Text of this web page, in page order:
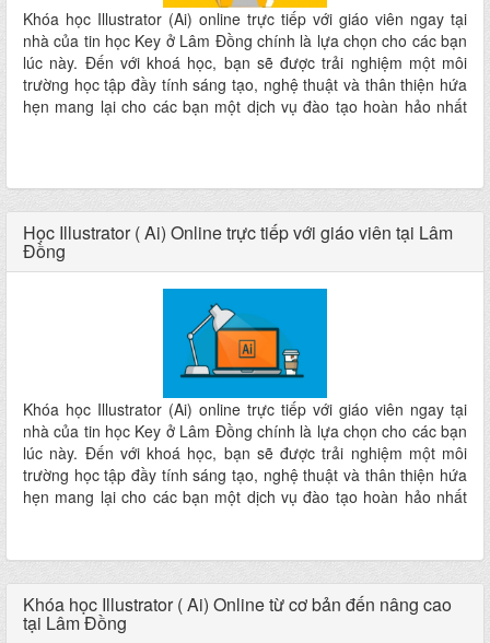
Khóa học Illustrator (Ai) online trực tiếp với giáo viên ngay tại
nhà của tin học Key ở Lâm Đồng chính là lựa chọn cho các bạn
lúc này. Đến với khoá học, bạn sẽ được trải nghiệm một môi
trường học tập đầy tính sáng tạo, nghệ thuật và thân thiện hứa
hẹn mang lại cho các bạn một dịch vụ đào tạo hoàn hảo nhất
Học Illustrator ( Ai) Online trực tiếp với giáo viên tại Lâm
Đồng
Khóa học Illustrator (Ai) online trực tiếp với giáo viên ngay tại
nhà của tin học Key ở Lâm Đồng chính là lựa chọn cho các bạn
lúc này. Đến với khoá học, bạn sẽ được trải nghiệm một môi
trường học tập đầy tính sáng tạo, nghệ thuật và thân thiện hứa
hẹn mang lại cho các bạn một dịch vụ đào tạo hoàn hảo nhất
Khóa học Illustrator ( Ai) Online từ cơ bản đến nâng cao
tại Lâm Đồng